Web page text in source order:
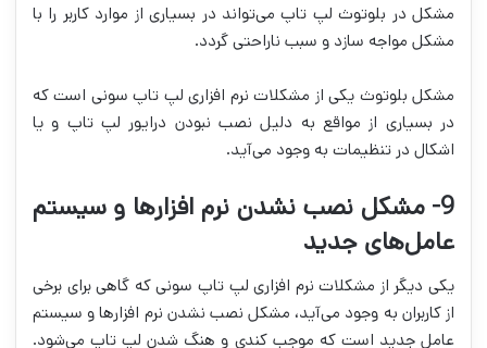
مشکل در بلوتوث لپ تاپ می‌تواند در بسیاری از موارد کاربر را با
مشکل مواجه سازد و سبب ناراحتی گردد.
مشکل بلوتوث یکی از مشکلات نرم افزاری لپ تاپ سونی است که
در بسیاری از مواقع به دلیل نصب نبودن درایور لپ تاپ و یا
اشکال در تنظیمات به وجود می‌آید.
9- مشکل نصب نشدن نرم افزارها و سیستم
عامل‌های جدید
یکی دیگر از مشکلات نرم افزاری لپ تاپ سونی که گاهی برای برخی
از کاربران به وجود می‌آید، مشکل نصب نشدن نرم افزارها و سیستم
عامل جدید است که موجب کندی و هنگ شدن لپ تاپ می‌شود.